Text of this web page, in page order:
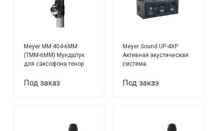
Meyer MM-404-6MM
(TMM-6MM) Мундштук
для саксофона тенор
Под заказ
Meyer Sound UP-4XP
Активная акустическая
система
Под заказ